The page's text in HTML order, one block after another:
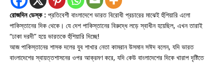
রোজদিন ডেস্ক : প্রতিবেশী বাংলাদেশে ভারত বিরোধী প্রচারের মাঝেই হুঁশিয়ারি এলো
পাকিস্তানের দিক থেকে। যে দেশ পাকিস্তানের বিরুদ্ধে লড়ে স্বাধীন হয়েছিল, এখন তারাই
“ঢাকা দরদী” হয়ে ভারতকে হুঁশিয়ারি দিচ্ছে!
আজ পাকিস্তানের শাসক দলের যুব শাখার নেতা কামরান উসমান সঈদ বলেন, যদি ভারত
বাংলাদেশের স্বায়ত্তশাসনের ওপর আক্রমণ করে, যদি কেউ বাংলাদেশের দিকে খারাপ দৃষ্টিতে